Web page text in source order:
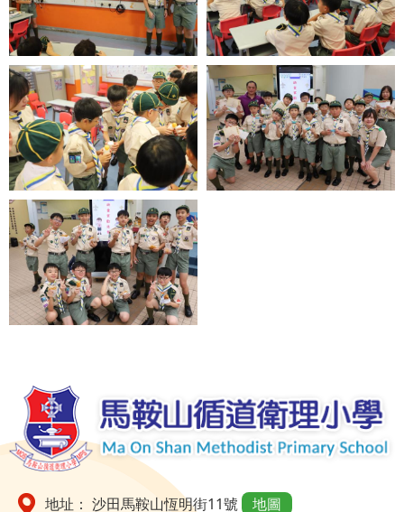
地址： 沙田馬鞍山恆明街11號 地圖